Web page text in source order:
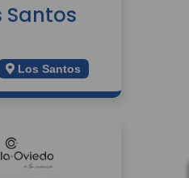
Santos
Los Santos